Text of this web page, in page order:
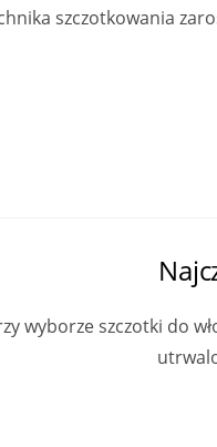
szczotkowania
wyborze szczotki do